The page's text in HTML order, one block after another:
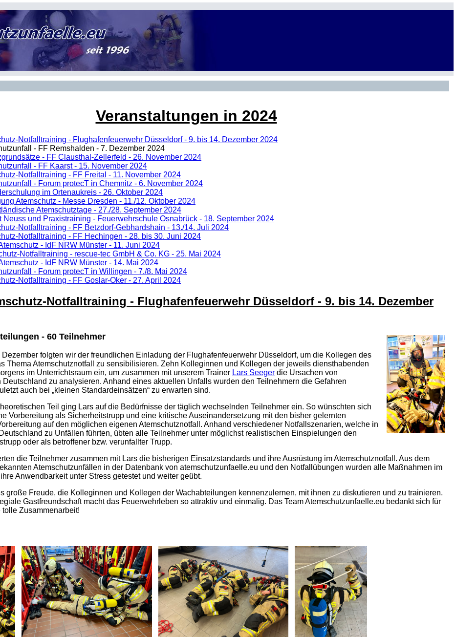
Veranstaltungen in 2024
Notfalltraining - Flughafenfeuerwehr Düsseldorf - 9. bis 14. Dezember 2024
- FF Remshalden - 7. Dezember 2024
- FF Clausthal-Zellerfeld - 26. November 2024
- FF Kaarst - 15. November 2024
Notfalltraining - FF Freital - 11. November 2024
- Forum protecT in Chemnitz - 6. November 2024
im Ortenaukreis - 26. Oktober 2024
Atemschutz - Messe Dresden - 11./12. Oktober 2024
Atemschutztage - 27./28. September 2024
Neuss und Praxistraining - Feuerwehrschule Osnabrück - 18. September 2024
Notfalltraining - FF Betzdorf-Gebhardshain - 13./14. Juli 2024
Notfalltraining - FF Hechingen - 28. bis 30. Juni 2024
- IdF NRW Münster - 11. Juni 2024
Notfalltraining - rescue-tec GmbH & Co. KG - 25. Mai 2024
- IdF NRW Münster - 14. Mai 2024
- Forum protecT in Willingen - 7./8. Mai 2024
Notfalltraining - FF Goslar-Oker - 27. April 2024
Notfalltraining - Flughafenfeuerwehr Düsseldorf - 9. bis 14. Dezember
- 60 Teilnehmer
Dezember folgten wir der freundlichen Einladung der Flughafenfeuerwehr Düsseldorf, um die Kollegen des
Thema Atemschutznotfall zu sensibilisieren. Zehn Kolleginnen und Kollegen der jeweils diensthabenden
im Unterrichtsraum ein, um zusammen mit unserem Trainer Lars Seeger die Ursachen von
zu analysieren. Anhand eines aktuellen Unfalls wurden den Teilnehmern die Gefahren
auch bei „kleinen Standardeinsätzen“ zu erwarten sind.
Teil ging Lars auf die Bedürfnisse der täglich wechselnden Teilnehmer ein. So wünschten sich
Vorbereitung als Sicherheitstrupp und eine kritische Auseinandersetzung mit den bisher gelernten
auf den möglichen eigenen Atemschutznotfall. Anhand verschiedener Notfallszenarien, welche in
zu Unfällen führten, übten alle Teilnehmer unter möglichst realistischen Einspielungen den
oder als betroffener bzw. verunfallter Trupp.
die Teilnehmer zusammen mit Lars die bisherigen Einsatzstandards und ihre Ausrüstung im Atemschutznotfall. Aus dem
Atemschutzunfällen in der Datenbank von atemschutzunfaelle.eu und den Notfallübungen wurden alle Maßnahmen im
Anwendbarkeit unter Stress getestet und weiter geübt.
große Freude, die Kolleginnen und Kollegen der Wachabteilungen kennenzulernen, mit ihnen zu diskutieren und zu trainieren.
Gastfreundschaft macht das Feuerwehrleben so attraktiv und einmalig. Das Team Atemschutzunfaelle.eu bedankt sich für
Zusammenarbeit!